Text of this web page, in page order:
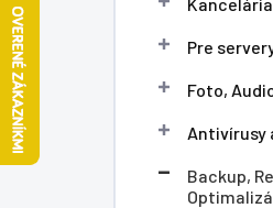
Pre
Foto,
Antivírusy
Backup,